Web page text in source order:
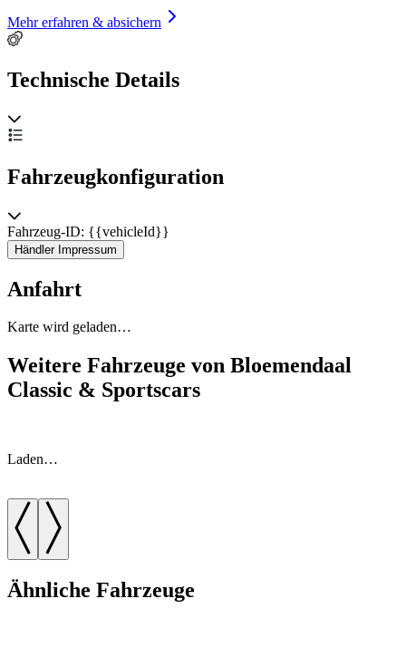
Mehr erfahren & absichern
Technische Details
Fahrzeugkonfiguration
Fahrzeug-ID: {{vehicleId}}
Händler Impressum
Anfahrt
Karte wird geladen…
Weitere Fahrzeuge von Bloemendaal
Classic & Sportscars
Laden…
Ähnliche Fahrzeuge